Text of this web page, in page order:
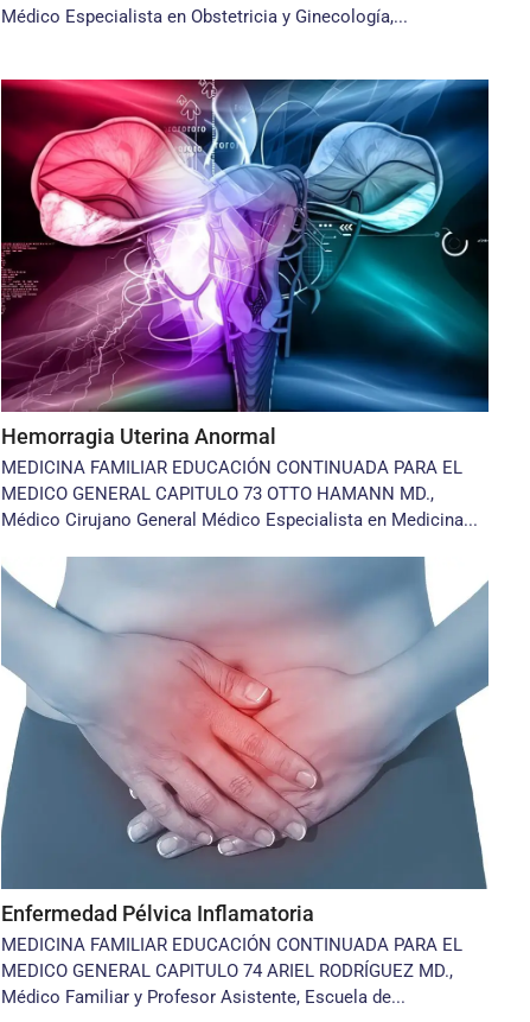
Médico Especialista en Obstetricia y Ginecología,...
Hemorragia Uterina Anormal
MEDICINA FAMILIAR EDUCACIÓN CONTINUADA PARA EL
MEDICO GENERAL CAPITULO 73 OTTO HAMANN MD.,
Médico Cirujano General Médico Especialista en Medicina...
Enfermedad Pélvica Inflamatoria
MEDICINA FAMILIAR EDUCACIÓN CONTINUADA PARA EL
MEDICO GENERAL CAPITULO 74 ARIEL RODRÍGUEZ MD.,
Médico Familiar y Profesor Asistente, Escuela de...